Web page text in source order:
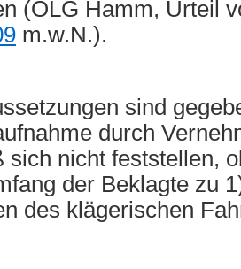
(OLG Hamm, Urteil
m.w.N.).
sind
durch
sich nicht feststellen,
der Beklagte zu
des klägerischen